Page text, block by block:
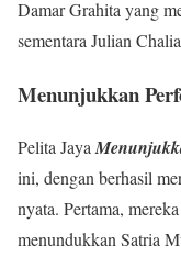
Damar Grahita yang
sementara Julian
Menunjukkan
Pelita Jaya
ini, dengan berhasil
nyata. Pertama,
menundukkan Satria